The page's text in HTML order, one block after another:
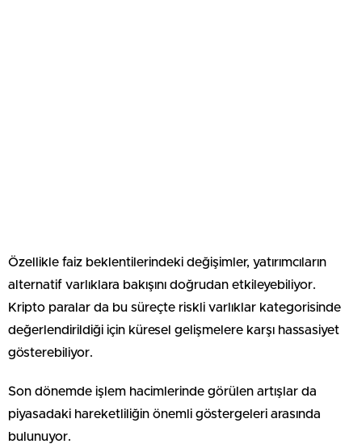
Özellikle faiz beklentilerindeki değişimler, yatırımcıların
alternatif varlıklara bakışını doğrudan etkileyebiliyor.
Kripto paralar da bu süreçte riskli varlıklar kategorisinde
değerlendirildiği için küresel gelişmelere karşı hassasiyet
gösterebiliyor.
Son dönemde işlem hacimlerinde görülen artışlar da
piyasadaki hareketliliğin önemli göstergeleri arasında
bulunuyor.